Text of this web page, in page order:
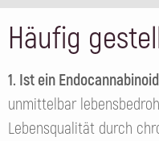
Häufig
1. Ist ein
unmittelbar
Lebensqualität durch